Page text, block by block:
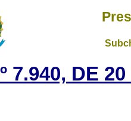
7.940, DE